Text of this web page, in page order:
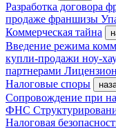
Разработка договора
продаже франшизы
Коммерческая тайна
Введение режима
купли-продажи ноу-
партнерами
Налоговые споры
Сопровождение при
ФНС
Налоговая